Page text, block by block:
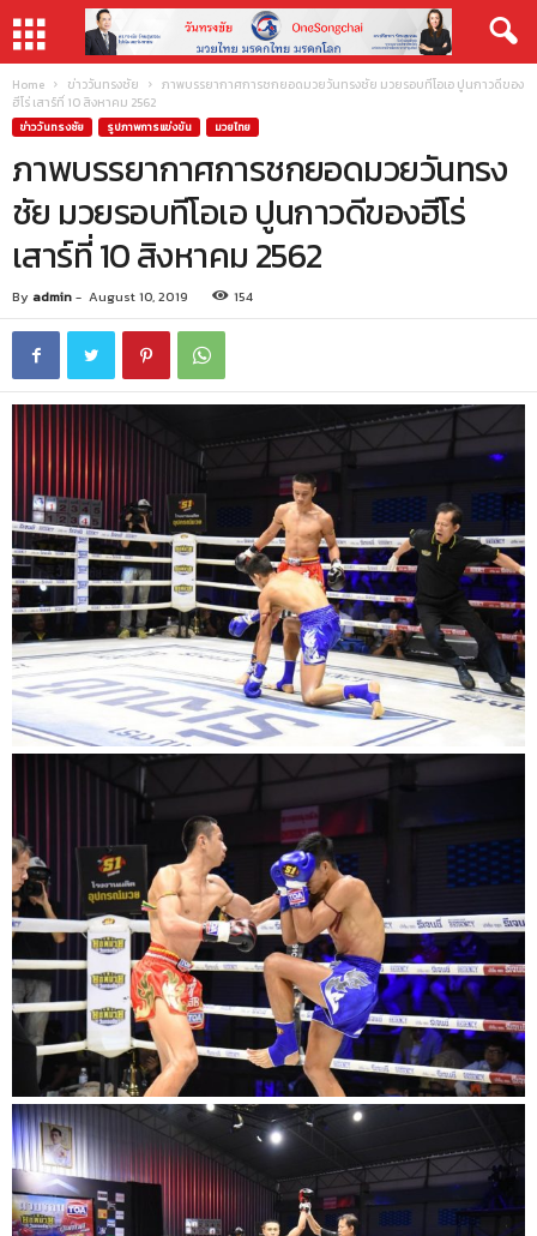
Home ข่าววันทรงชัย
ภาพบรรยากาศการชกยอดมวยวันทรงชัย มวยรอบทีโอเอ ปูนกาวดีของ
ฮีโร่ เสาร์ที่ 10 สิงหาคม 2562
ข่าววันทรงชัย รูปภาพการแข่งขัน มวยไทย
ภาพบรรยากาศการชกยอดมวยวันทรง
ชัย มวยรอบทีโอเอ ปูนกาวดีของฮีโร่
เสาร์ที่ 10 สิงหาคม 2562
By admin- August 10, 2019 154